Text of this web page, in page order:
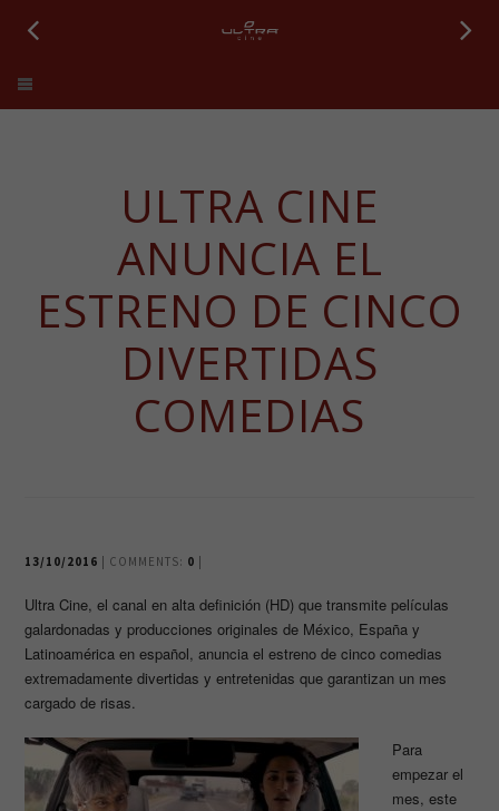
Ultra Cine
ULTRA CINE
ANUNCIA EL
ESTRENO DE CINCO
DIVERTIDAS
COMEDIAS
13/10/2016 | COMMENTS: 0
Ultra Cine, el canal en alta definición (HD) que transmite películas
galardonadas y producciones originales de México, España y
Latinoamérica en español, anuncia el estreno de cinco comedias
extremadamente divertidas y entretenidas que garantizan un mes
cargado de risas.
Para
empezar el
mes, este